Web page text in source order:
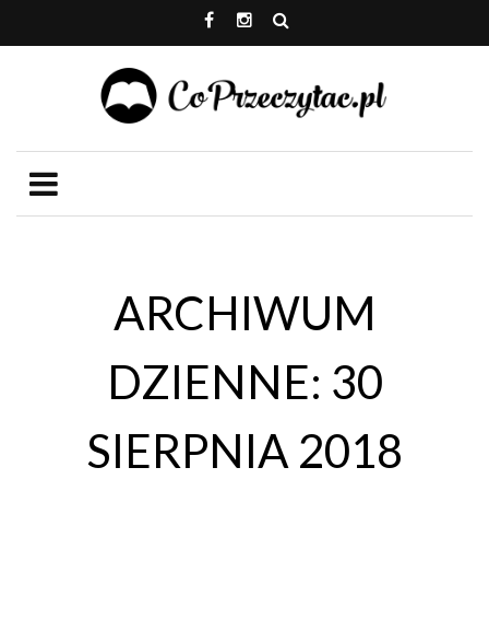
ARCHIWUM
DZIENNE: 30
SIERPNIA 2018